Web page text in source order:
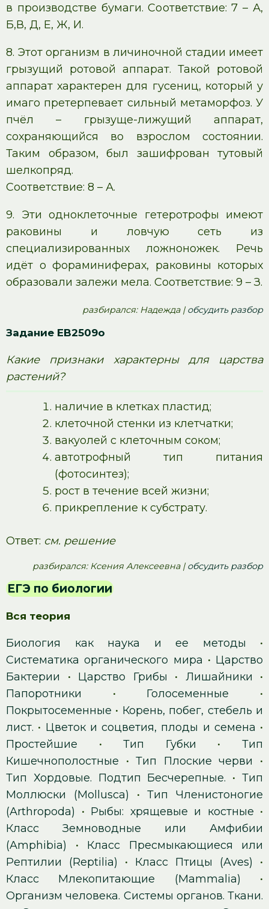
в производстве бумаги. Соответствие: 7 – А,
Б,В, Д, Е, Ж, И.
8. Этот организм в личиночной стадии имеет
грызущий ротовой аппарат. Такой ротовой
аппарат характерен для гусениц, который у
имаго претерпевает сильный метаморфоз. У
пчёл – грызуще-лижущий аппарат,
сохраняющийся во взрослом состоянии.
Таким образом, был зашифрован тутовый
шелкопряд.
Соответствие: 8 – А.
9. Эти одноклеточные гетеротрофы имеют
раковины и ловчую сеть из
специализированных ложноножек. Речь
идёт о фораминиферах, раковины которых
образовали залежи мела. Соответствие: 9 – З.
pазбирался: Надежда |обсудить разбор
Задание EB2509o
Какие признаки характерны для царства
растений?
наличие в клетках пластид;
клеточной стенки из клетчатки;
вакуолей с клеточным соком;
автотрофный тип питания
(фотосинтез);
рост в течение всей жизни;
прикрепление к субстрату.
Ответ: см. решение
pазбирался: Ксения Алексеевна |обсудить разбор
ЕГЭ по биологии
Вся теория
Биология как наука и ее методы •
Систематика органического мира • Царство
Бактерии • Царство Грибы • Лишайники •
Папоротники • Голосеменные •
Покрытосеменные • Корень, побег, стебель и
лист. • Цветок и соцветия, плоды и семена •
Простейшие •Тип Губки •Тип
Кишечнополостные •Тип Плоские черви
•
Тип Хордовые. Подтип Бесчерепные. •Тип
Моллюски (Mollusca) •Тип Членистоногие
(Arthropoda) • Рыбы: хрящевые и костные •
Класс Земноводные или Амфибии
(Amphibia) • Класс Пресмыкающиеся или
Рептилии (Reptilia) • Класс Птицы (Aves) •
Класс Млекопитающие (Mammalia) •
Организм человека. Системы органов. Ткани.